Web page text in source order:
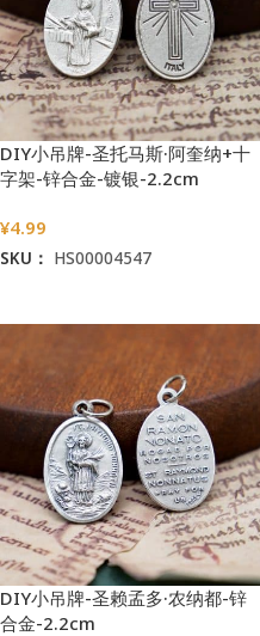
DIY小吊牌-圣托马斯·阿奎纳+十
字架-锌合金-镀银-2.2cm
¥4.99
SKU： HS00004547
DIY小吊牌-圣赖孟多·农纳都-锌
合金-2.2cm